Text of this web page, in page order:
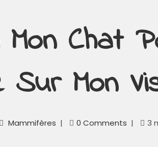
Chat
Mon
Mammifères 0 Comments 3